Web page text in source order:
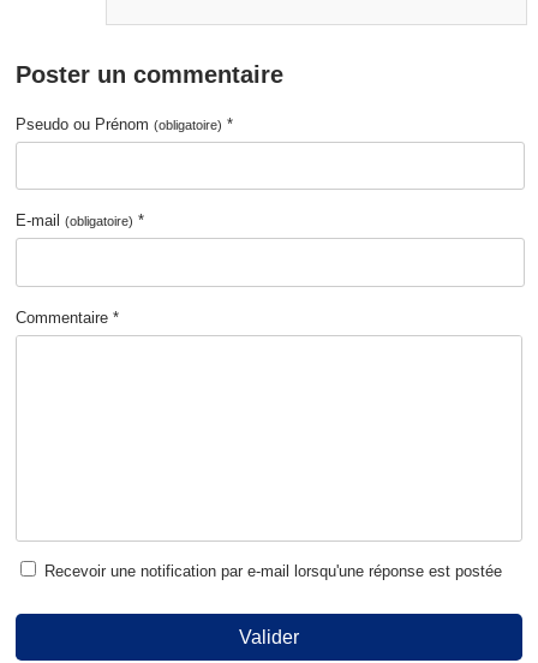
Poster un commentaire
Pseudo ou Prénom(obligatoire) *
E-mail(obligatoire) *
Commentaire *
Recevoir une notification par e-mail lorsqu'une réponse est postée
Valider